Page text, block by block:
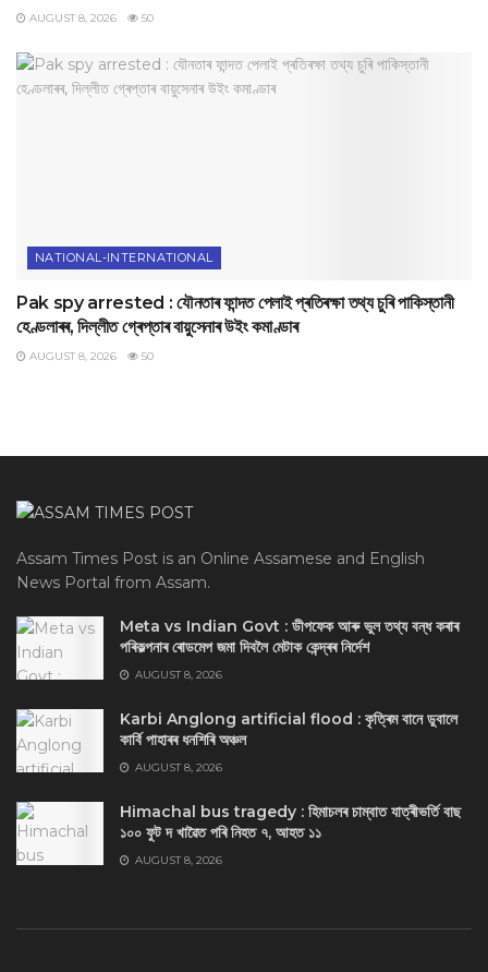
AUGUST 8, 2026 50
NATIONAL-INTERNATIONAL
Pak spy arrested : যৌনতাৰ ফান্দত পেলাই প্ৰতিৰক্ষা তথ্য চুৰি পাকিস্তানী
হেণ্ডলাৰৰ, দিল্লীত গ্ৰেপ্তাৰ বায়ুসেনাৰ উইং কমাণ্ডাৰ
AUGUST 8, 2026 50
Assam Times Post is an Online Assamese and English
News Portal from Assam.
Meta vs Indian Govt : ডীপফেক আৰু ভুল তথ্য বন্ধ কৰাৰ
পৰিকল্পনাৰ ৰোডমেপ জমা দিবলৈ মেটাক কেন্দ্ৰৰ নিৰ্দেশ
AUGUST 8, 2026
Karbi Anglong artificial flood : কৃত্ৰিম বানে ডুবালে
কাৰ্বি পাহাৰৰ ধনশিৰি অঞ্চল
AUGUST 8, 2026
Himachal bus tragedy : হিমাচলৰ চাম্বাত যাত্ৰীভৰ্তি বাছ
১০০ ফুট দ খাৱৈত পৰি নিহত ৭, আহত ১১
AUGUST 8, 2026